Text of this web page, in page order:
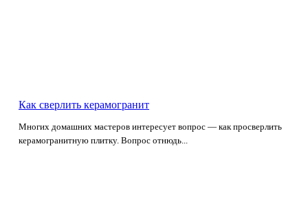
Как сверлить керамогранит
Многих домашних мастеров интересует вопрос — как просверлить
керамогранитную плитку. Вопрос отнюдь...